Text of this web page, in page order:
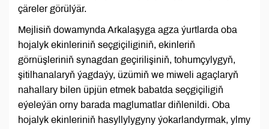
çäreler görülýär.
Mejlisiň dowamynda Arkalaşyga agza ýurtlarda oba
hojalyk ekinleriniň seçgiçiliginiň, ekinleriň
görnüşleriniň synagdan geçirilişiniň, tohumçylygyň,
şitilhanalaryň ýagdaýy, üzümiň we miweli agaçlaryň
nahallary bilen üpjün etmek babatda seçgiçiligiň
eýeleýän orny barada maglumatlar diňlenildi. Oba
hojalyk ekinleriniň hasyllylygyny ýokarlandyrmak, ylmy